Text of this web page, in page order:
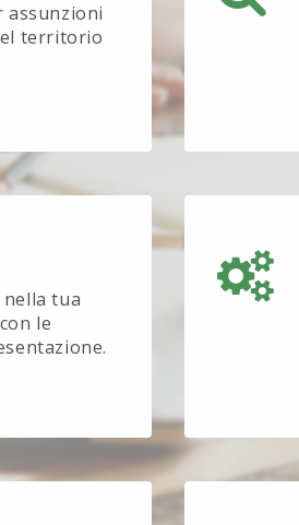
assunzioni
territorio
nella tua
le